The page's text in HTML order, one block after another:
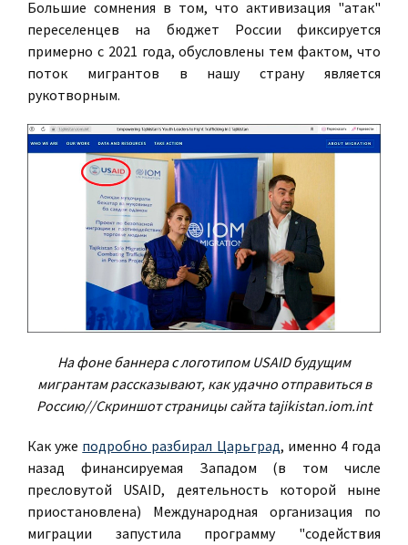
Большие сомнения в том, что активизация "атак"
переселенцев на бюджет России фиксируется
примерно с 2021 года, обусловлены тем фактом, что
поток мигрантов в нашу страну является
рукотворным.
На фоне баннера с логотипом USAID будущим
мигрантам рассказывают, как удачно отправиться в
Россию//Скриншот страницы сайта tajikistan.iom.int
Как уже подробно разбирал Царьград, именно 4 года
назад финансируемая Западом (в том числе
пресловутой USAID, деятельность которой ныне
приостановлена) Международная организация по
миграции запустила программу "содействия